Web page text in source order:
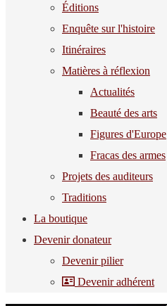
Éditions
Enquête sur l'histoire
Itinéraires
Matières à réflexion
Actualités
Beauté des arts
Figures d'Europe
Fracas des armes
Projets des auditeurs
Traditions
La boutique
Devenir donateur
Devenir pilier
Devenir adhérent